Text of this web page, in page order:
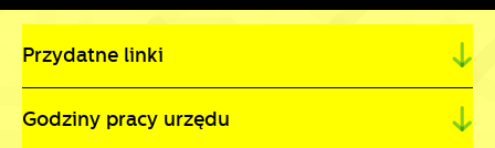
Przydatne linki
Godziny pracy urzędu